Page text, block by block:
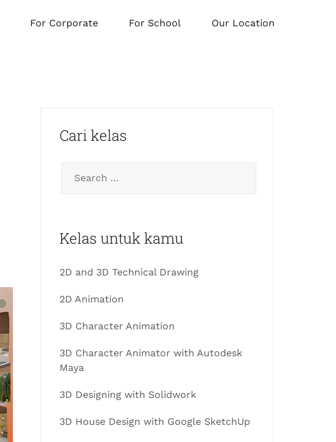
For Corporate For School Our Location
Cari kelas
Kelas untuk kamu
2D and 3D Technical Drawing
2D Animation
3D Character Animation
3D Character Animator with Autodesk
Maya
3D Designing with Solidwork
3D House Design with Google SketchUp